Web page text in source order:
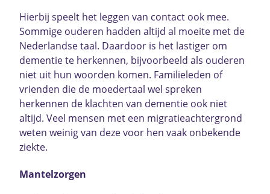
Hierbij speelt het leggen van contact ook mee.
Sommige ouderen hadden altijd al moeite met de
Nederlandse taal. Daardoor is het lastiger om
dementie te herkennen, bijvoorbeeld als ouderen
niet uit hun woorden komen. Familieleden of
vrienden die de moedertaal wel spreken
herkennen de klachten van dementie ook niet
altijd. Veel mensen met een migratieachtergrond
weten weinig van deze voor hen vaak onbekende
ziekte.
Mantelzorgen